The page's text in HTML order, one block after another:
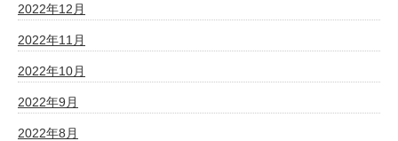
2022年12月
2022年11月
2022年10月
2022年9月
2022年8月